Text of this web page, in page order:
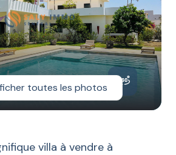
toutes les photos
villa à vendre à